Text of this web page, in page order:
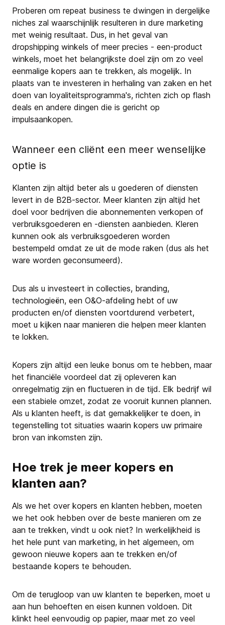
Proberen om repeat business te dwingen in dergelijke
niches zal waarschijnlijk resulteren in dure marketing
met weinig resultaat. Dus, in het geval van
dropshipping winkels of meer precies - een-product
winkels, moet het belangrijkste doel zijn om zo veel
eenmalige kopers aan te trekken, als mogelijk. In
plaats van te investeren in herhaling van zaken en het
doen van loyaliteitsprogramma's, richten zich op flash
deals en andere dingen die is gericht op
impulsaankopen.
Wanneer een cliënt een meer wenselijke
optie is
Klanten zijn altijd beter als u goederen of diensten
levert in de B2B-sector. Meer klanten zijn altijd het
doel voor bedrijven die abonnementen verkopen of
verbruiksgoederen en -diensten aanbieden. Kleren
kunnen ook als verbruiksgoederen worden
bestempeld omdat ze uit de mode raken (dus als het
ware worden geconsumeerd).
Dus als u investeert in collecties, branding,
technologieën, een O&O-afdeling hebt of uw
producten en/of diensten voortdurend verbetert,
moet u kijken naar manieren die helpen meer klanten
te lokken.
Kopers zijn altijd een leuke bonus om te hebben, maar
het financiële voordeel dat zij opleveren kan
onregelmatig zijn en fluctueren in de tijd. Elk bedrijf wil
een stabiele omzet, zodat ze vooruit kunnen plannen.
Als u klanten heeft, is dat gemakkelijker te doen, in
tegenstelling tot situaties waarin kopers uw primaire
bron van inkomsten zijn.
Hoe trek je meer kopers en
klanten aan?
Als we het over kopers en klanten hebben, moeten
we het ook hebben over de beste manieren om ze
aan te trekken, vindt u ook niet? In werkelijkheid is
het hele punt van marketing, in het algemeen, om
gewoon nieuwe kopers aan te trekken en/of
bestaande kopers te behouden.
Om de terugloop van uw klanten te beperken, moet u
aan hun behoeften en eisen kunnen voldoen. Dit
klinkt heel eenvoudig op papier, maar met zo veel